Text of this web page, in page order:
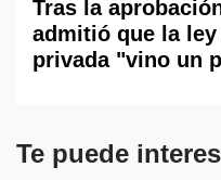
Tras la
admitió que la
privada "vino un
Te puede